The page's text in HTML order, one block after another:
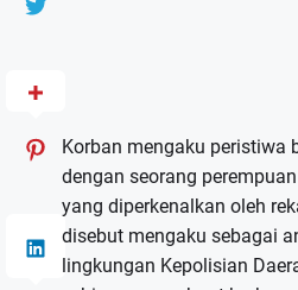
Korban mengaku peristiwa
dengan seorang
yang diperkenalkan oleh
disebut mengaku sebagai
lingkungan Kepolisian